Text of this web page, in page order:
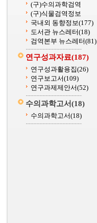
(구)수의과학검역
(구)식물검역정보
국내외 동향정보(177)
도서관 뉴스레터(18)
검역본부 뉴스레터(81)
연구성과자료(187)
연구성과활용집(26)
연구보고서(109)
연구과제제안서(52)
수의과학고서(18)
수의과학고서(18)